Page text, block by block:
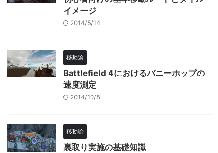
イメージ
2014/5/14
移動論
Battlefield 4におけるバニーホップの
速度測定
2014/10/8
移動論
裏取り実施の基礎知識